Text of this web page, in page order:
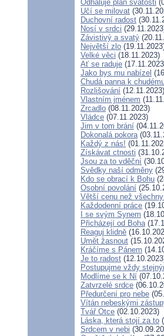
Odhaluje plán svatosti
Učí se milovat
Duchovní radost
Nosí v srdci
Závistivý a svatý
Největší zlo
Velké věci (18.11.2023)
Ať se raduje
Jako bys mu nabízel
Chudá panna k
Rozlišování (12.11.2023)
Vlastním jménem
Zrcadlo (08.11.2023)
Vládce (07.11.2023)
Jim v tom brání
Dokonalá pokora
Každý z nás!
Získávat ctnosti
Jsou za to vděční
Svědky naší odměny
Kdo se obrací k Bohu
Osobní povolání
Větší cenu než
Každodenní práce
I se svým Synem
Přicházejí od Boha
Reaguj klidně
Umět žasnout
Kráčíme s Pánem
Je to radost
Postupujme vždy
Modlíme se k Ní
Zatvrzelé srdce
Předurčení pro nebe
Vítán nebeskými
Tvář Otce (02.10.2023)
Láska, která stojí za to
Srdcem v nebi